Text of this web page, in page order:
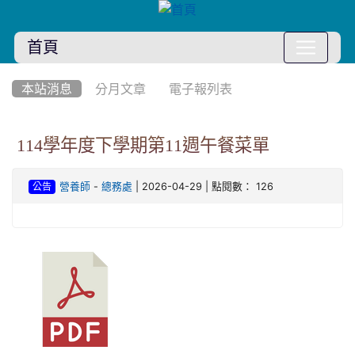
首頁
本站消息 分月文章 電子報列表
114學年度下學期第11週午餐菜單
公告 營養師 - 總務處 | 2026-04-29 | 點閱數： 126